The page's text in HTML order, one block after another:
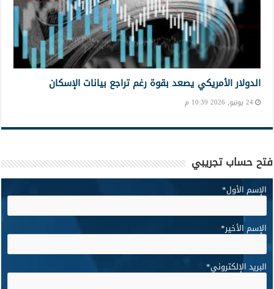
الدولار الأمريكي يصعد بقوة رغم تراجع بيانات الإسكان
24 يونيو, 2026 10:39 م
فتح حساب تجريبي
الإسم الأول*
الإسم الأخير*
البريد الإلكتروني*